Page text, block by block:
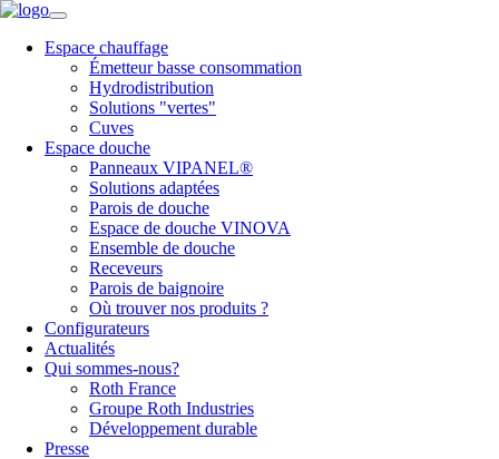
Espace chauffage
Émetteur basse consommation
Hydrodistribution
Solutions "vertes"
Cuves
Espace douche
Panneaux VIPANEL®
Solutions adaptées
Parois de douche
Espace de douche VINOVA
Ensemble de douche
Receveurs
Parois de baignoire
Où trouver nos produits ?
Configurateurs
Actualités
Qui sommes-nous?
Roth France
Groupe Roth Industries
Développement durable
Presse